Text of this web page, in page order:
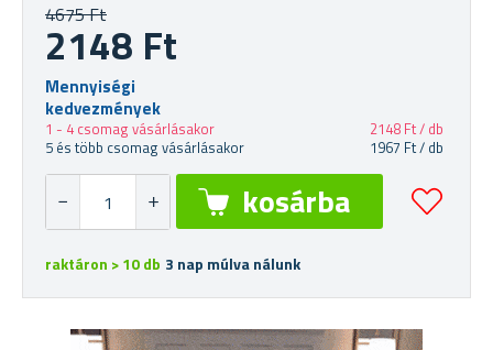
4675 Ft
2148 Ft
Mennyiségi
kedvezmények
1 - 4 csomag vásárlásakor
2148 Ft / db
5 és több csomag vásárlásakor
1967 Ft / db
raktáron > 10 db 3 nap múlva nálunk